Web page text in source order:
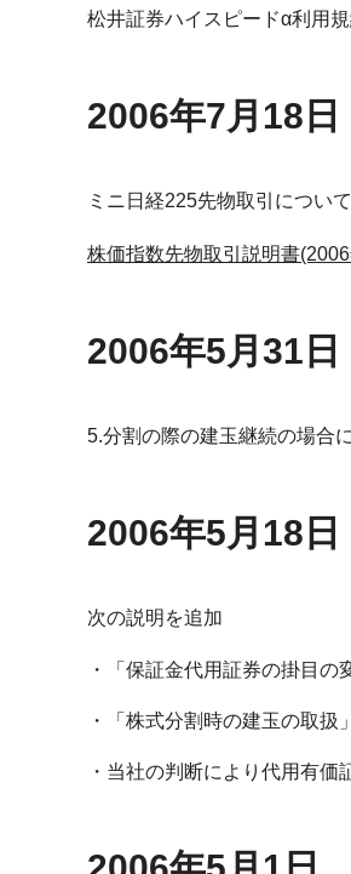
松井証券ハイスピードα利用
2006年7月18
ミニ日経225先物取引につい
株価指数先物取引説明書
2006年5月31
5.分割の際の建玉継続の場合
2006年5月18
次の説明を追加
「保証金代用証券の掛目
「株式分割時の建玉の取扱
当社の判断により代用有価